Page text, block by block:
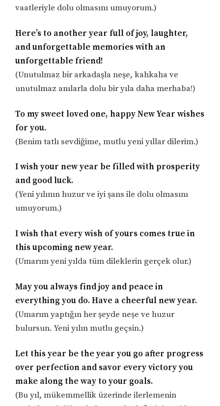
vaatleriyle dolu olmasını umuyorum.)
Here’s to another year full of joy, laughter,
and unforgettable memories with an
unforgettable friend!
(Unutulmaz bir arkadaşla neşe, kahkaha ve
unutulmaz anılarla dolu bir yıla daha merhaba!)
To my sweet loved one, happy New Year wishes
for you.
(Benim tatlı sevdiğime, mutlu yeni yıllar dilerim.)
I wish your new year be filled with prosperity
and good luck.
(Yeni yılının huzur ve iyi şans ile dolu olmasını
umuyorum.)
I wish that every wish of yours comes true in
this upcoming new year.
(Umarım yeni yılda tüm dileklerin gerçek olur.)
May you always find joy and peace in
everything you do. Have a cheerful new year.
(Umarım yaptığın her şeyde neşe ve huzur
bulursun. Yeni yılın mutlu geçsin.)
Let this year be the year you go after progress
over perfection and savor every victory you
make along the way to your goals.
(Bu yıl, mükemmellik üzerinde ilerlemenin